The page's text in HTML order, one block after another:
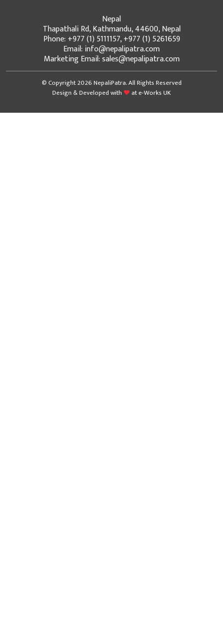
Nepal
Thapathali Rd, Kathmandu, 44600, Nepal
Phone: +977 (1) 5111157, +977 (1) 5261659
Email: info@nepalipatra.com
Marketing Email: sales@nepalipatra.com
© Copyright 2026 NepaliPatra. All Rights Reserved
Design & Developed with
ate-Works UK